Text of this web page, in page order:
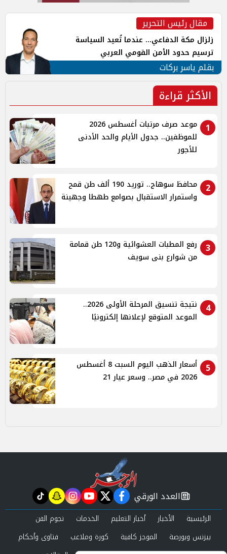
مقال رئيس التحرير
زلزال مكة الدفاعي... عندما تُعيد السياسة
ترسيم حدود الأمن القومي العربي
بقلم ياسر بركات
الأكثر قراءة
1
موعد صرف مرتبات أغسطس 2026
للموظفين.. جدول الأيام والحد الأدنى
للأجور
2
محافظ سوهاج.. توريد 190 ألف طن قمح
واستمرار الاستقبال بصوامع طهطا وجهينة
3
رفع المطبات العشوائية و120 طن قمامة
من شوارع بنى سويف
4
نتيجة تنسيق المرحلة الأولى 2026..
الموعد المتوقع لإعلانها إلكترونيًا
5
أسعار الذهب اليوم السبت 8 أغسطس
2026 في مصر.. وسعر عيار 21
newspaper
العدد الورقي facebook
twitter
youtube
instagram
snapchat
tiktok
الرئيسية الأخبار أخبار التعليم الخدمات
نجوم الفن
بيزنس وبورصة
الموجز كافية كورة وملاعب
فتاوى وأحكام